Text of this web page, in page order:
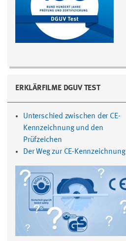
ERKLÄRFILME DGUV TEST
Unterschied zwischen der CE-
Kennzeichnung und den
Prüfzeichen
Der Weg zur CE-Kennzeichnung